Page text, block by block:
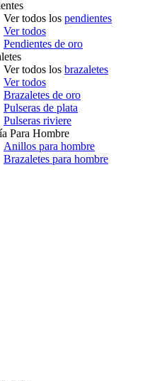
Ver todos los pendientes
Ver todos
Pendientes de oro
Ver todos los brazaletes
Ver todos
Brazaletes de oro
Pulseras de plata
Pulseras riviere
Para Hombre
Anillos para hombre
Brazaletes para hombre